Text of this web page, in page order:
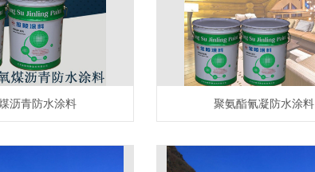
沥青防水涂料 聚氨酯氰凝防水涂料